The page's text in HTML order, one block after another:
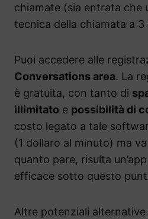
chiamate (sia entrata che
tecnica della chiamata a 3
Puoi accedere alle
Conversations area. La
è gratuita, con tanto di
illimitato e possibilità di
costo legato a tale
(1 dollaro al minuto) ma
quanto pare, risulta
efficace sotto questo
Altre potenziali